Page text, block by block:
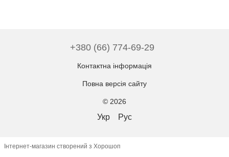
+380 (66) 774-69-29
Контактна інформація
Повна версія сайту
© 2026
Укр Рус
Інтернет-магазин створений з Хорошоп